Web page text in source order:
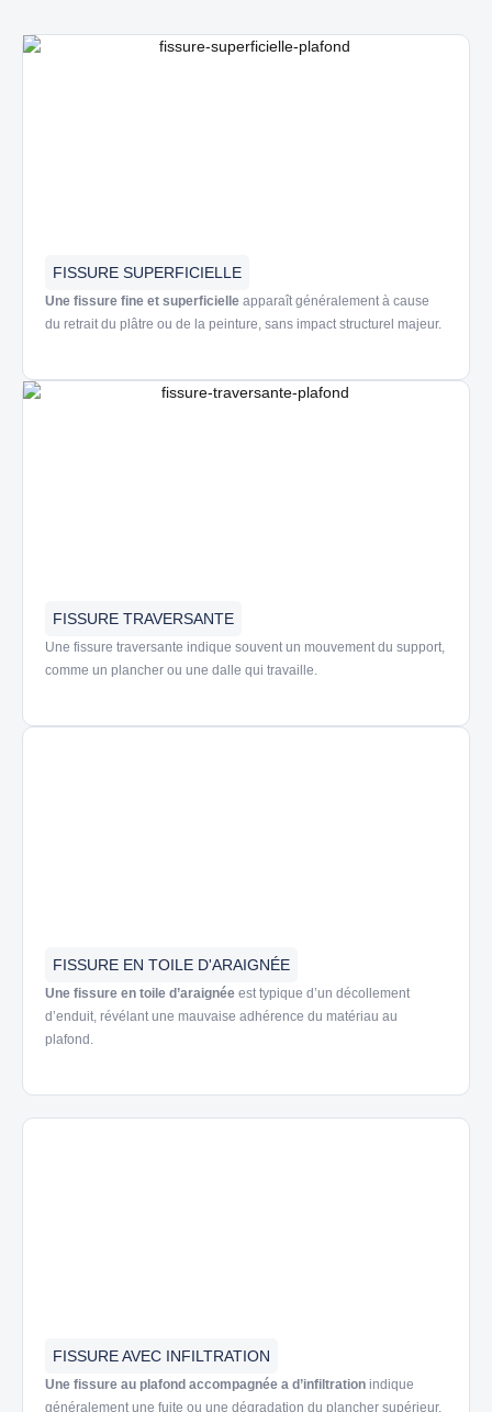
FISSURE SUPERFICIELLE
Une fissure fine et superficielle apparaît généralement à cause
du retrait du plâtre ou de la peinture, sans impact structurel majeur.
FISSURE TRAVERSANTE
Une fissure traversante indique souvent un mouvement du support,
comme un plancher ou une dalle qui travaille.
FISSURE EN TOILE D'ARAIGNÉE
Une fissure en toile d’araignée est typique d’un décollement
d’enduit, révélant une mauvaise adhérence du matériau au
plafond.
FISSURE AVEC INFILTRATION
Une fissure au plafond accompagnée a d’infiltration indique
généralement une fuite ou une dégradation du plancher supérieur,